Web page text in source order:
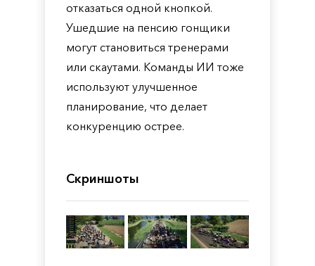
отказаться одной кнопкой.
Ушедшие на пенсию гонщики
могут становиться тренерами
или скаутами. Команды ИИ тоже
используют улучшенное
планирование, что делает
конкуренцию острее.
Скриншоты